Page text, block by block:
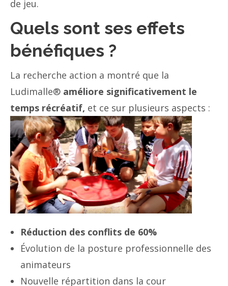
de jeu.
Quels sont ses effets
bénéfiques ?
La recherche action a montré que la
Ludimalle® améliore significativement le
temps récréatif, et ce sur plusieurs aspects :
Réduction des conflits de 60%
Évolution de la posture professionnelle des
animateurs
Nouvelle répartition dans la cour